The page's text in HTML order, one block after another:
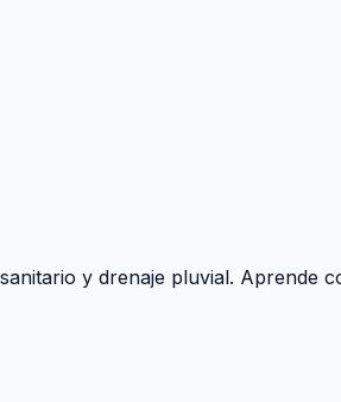
y drenaje pluvial. Aprende